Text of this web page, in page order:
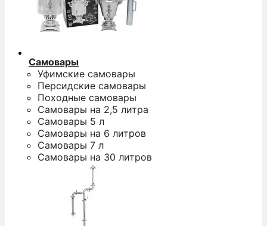
Самовары
Уфимские самовары
Персидские самовары
Походные самовары
Самовары на 2,5 литра
Самовары 5 л
Самовары на 6 литров
Самовары 7 л
Самовары на 30 литров